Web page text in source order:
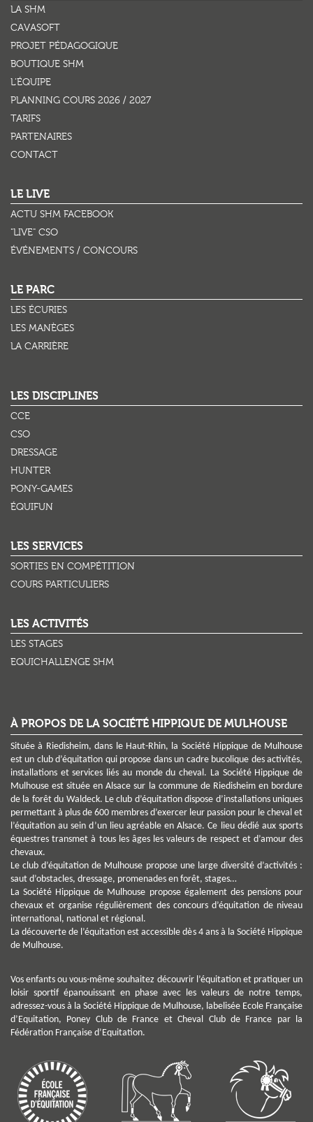
LA SHM
CAVASOFT
PROJET PÉDAGOGIQUE
BOUTIQUE SHM
L'ÉQUIPE
PLANNING COURS 2026 / 2027
TARIFS
PARTENAIRES
CONTACT
LE LIVE
ACTU SHM FACEBOOK
"LIVE" CSO
ÉVÉNEMENTS / CONCOURS
LE PARC
LES ÉCURIES
LES MANÈGES
LA CARRIÈRE
LES DISCIPLINES
CCE
CSO
DRESSAGE
HUNTER
PONY-GAMES
ÉQUIFUN
LES SERVICES
SORTIES EN COMPÉTITION
COURS PARTICULIERS
LES ACTIVITÉS
LES STAGES
EQUICHALLENGE SHM
À PROPOS DE LA SOCIÉTÉ HIPPIQUE DE MULHOUSE
Située à Riedisheim, dans le Haut-Rhin, la Société Hippique de Mulhouse
est un club d’équitation qui propose dans un cadre bucolique des activités,
installations et services liés au monde du cheval. La Société Hippique de
Mulhouse est située en Alsace sur la commune de Riedisheim en bordure
de la forêt du Waldeck. Le club d’équitation dispose d’installations uniques
permettant à plus de 600 membres d’exercer leur passion pour le cheval et
l’équitation au sein d’un lieu agréable en Alsace. Ce lieu dédié aux sports
équestres transmet à tous les âges les valeurs de respect et d’amour des
chevaux.
Le club d’équitation de Mulhouse propose une large diversité d’activités :
saut d’obstacles, dressage, promenades en forêt, stages…
La Société Hippique de Mulhouse propose également des pensions pour
chevaux et organise régulièrement des concours d’équitation de niveau
international, national et régional.
La découverte de l’équitation est accessible dès 4 ans à la Société Hippique
de Mulhouse.
Vos enfants ou vous-même souhaitez découvrir l’équitation et pratiquer un
loisir sportif épanouissant en phase avec les valeurs de notre temps,
adressez-vous à la Société Hippique de Mulhouse, labelisée Ecole Française
d’Equitation, Poney Club de France et Cheval Club de France par la
Fédération Française d’Equitation.